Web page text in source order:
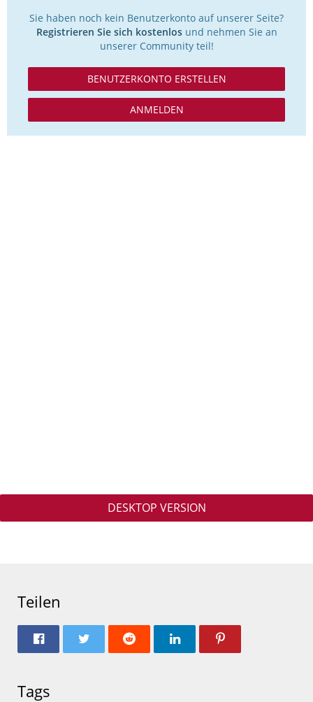
Sie haben noch kein Benutzerkonto auf unserer Seite?
Registrieren Sie sich kostenlosund nehmen Sie an
unserer Community teil!
BENUTZERKONTO ERSTELLEN
ANMELDEN
DESKTOP VERSION
Teilen
Tags